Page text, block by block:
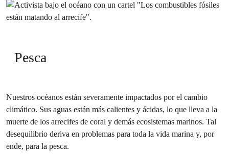
Pesca
Nuestros océanos están severamente impactados por el cambio
climático. Sus aguas están más calientes y ácidas, lo que lleva a la
muerte de los arrecifes de coral y demás ecosistemas marinos. Tal
desequilibrio deriva en problemas para toda la vida marina y, por
ende, para la pesca.